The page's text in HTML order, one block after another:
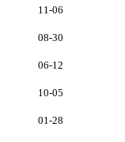
11-06
08-30
06-12
10-05
01-28